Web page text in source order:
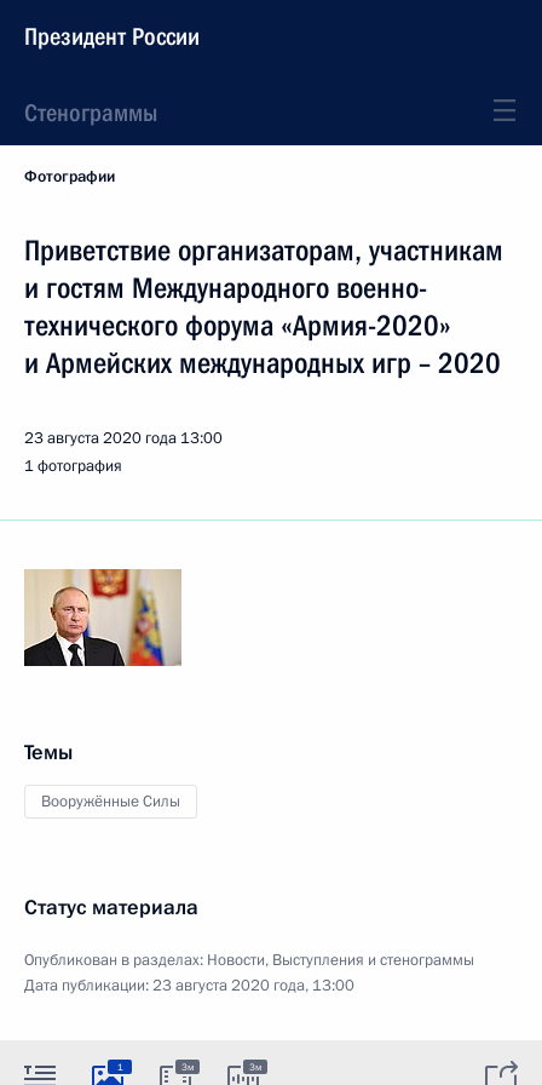
Президент России
Стенограммы
Фотографии
Приветствие организаторам, участникам
и гостям Международного военно-
технического форума «Армия-2020»
и Армейских международных игр – 2020
23 августа 2020 года 13:00
1 фотография
Темы
Вооружённые Силы
Статус материала
Опубликован в разделах: Новости, Выступления и стенограммы
Дата публикации:23 августа 2020 года, 13:00
1 3м 3м